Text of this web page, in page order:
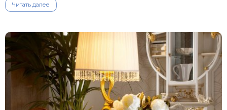
Читать далее